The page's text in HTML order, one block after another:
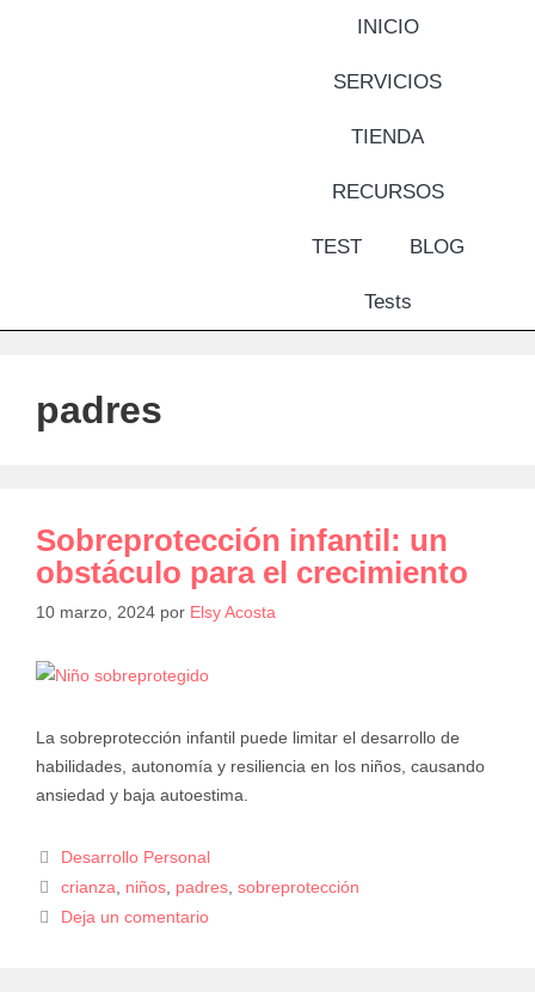
INICIO
SERVICIOS
TIENDA
RECURSOS
TEST BLOG
Tests
padres
Sobreprotección infantil: un
obstáculo para el crecimiento
10 marzo, 2024 por Elsy Acosta
La sobreprotección infantil puede limitar el desarrollo de
habilidades, autonomía y resiliencia en los niños, causando
ansiedad y baja autoestima.
Desarrollo Personal
crianza
niños padres ,sobreprotección
Deja un comentario